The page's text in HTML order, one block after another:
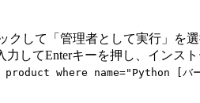
クして「管理者として実行」を選
力してEnterキーを押し、インス
product where name="Python [